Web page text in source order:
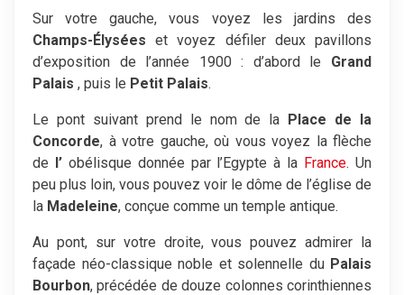
Sur votre gauche, vous voyez les jardins des
Champs-Élysées et voyez défiler deux pavillons
d’exposition de l’année 1900 : d’abord le Grand
Palais , puis le Petit Palais.
Le pont suivant prend le nom de la Place de la
Concorde, à votre gauche, où vous voyez la flèche
de l’obélisque donnée par l’Egypte à la France. Un
peu plus loin, vous pouvez voir le dôme de l’église de
la Madeleine, conçue comme un temple antique.
Au pont, sur votre droite, vous pouvez admirer la
façade néo-classique noble et solennelle du Palais
Bourbon, précédée de douze colonnes corinthiennes